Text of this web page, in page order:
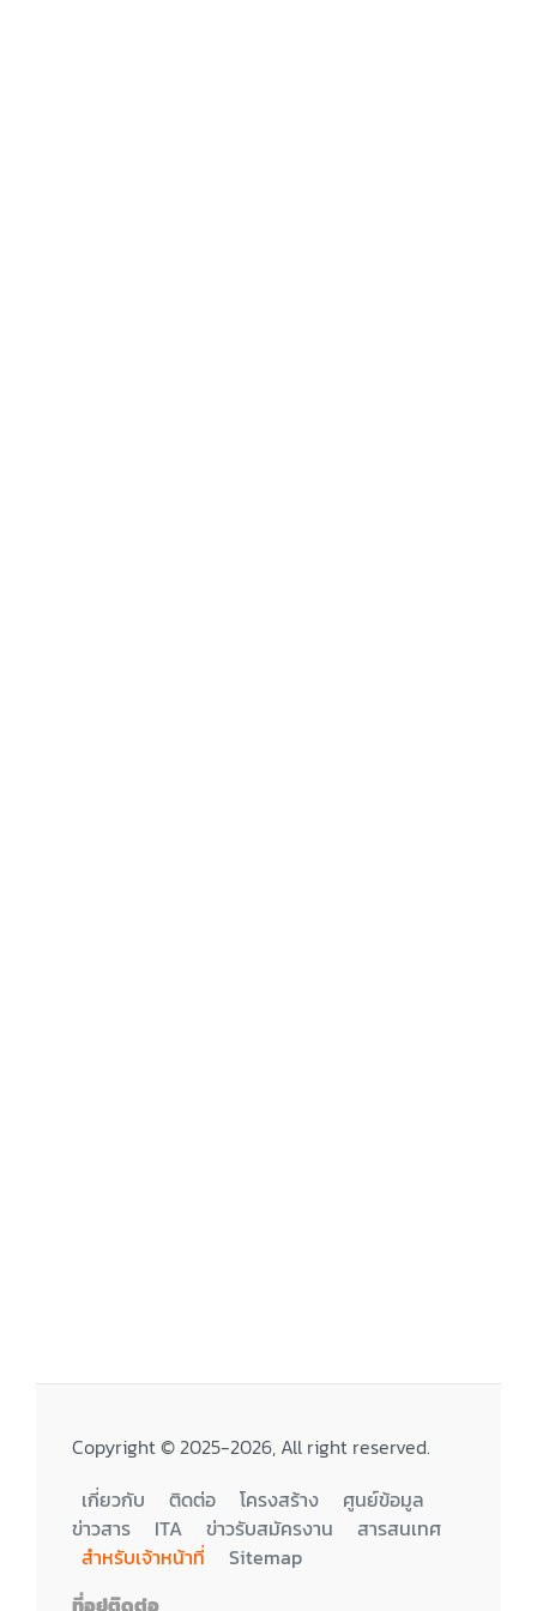
Copyright © 2025-2026, All right reserved.
เกี่ยวกับ
ติดต่อ โครงสร้าง
ศูนย์ข้อมูล
ข่าวสาร
ITA ข่าวรับสมัครงาน
สารสนเทศ
สำหรับเจ้าหน้าที่
Sitemap
ที่อยู่ติดต่อ